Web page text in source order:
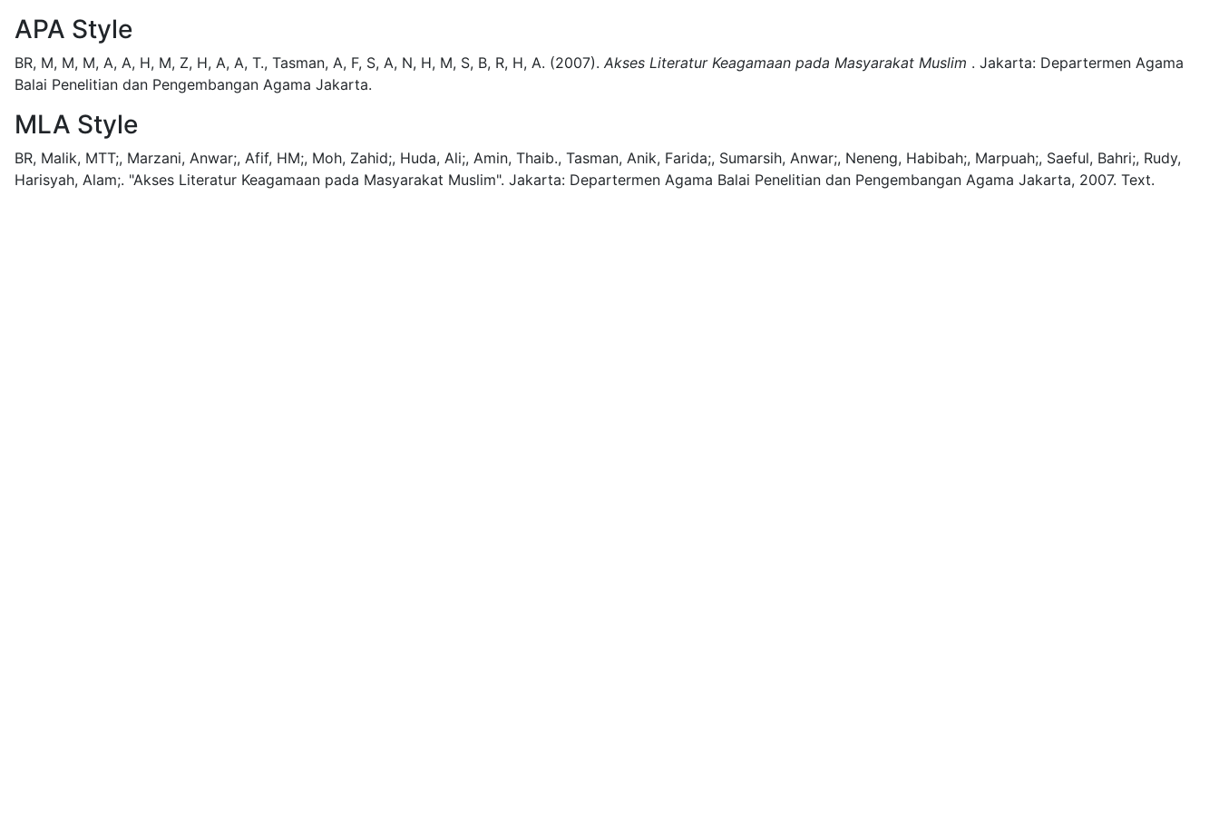
APA Style
BR, M, M, M, A, A, H, M, Z, H, A, A, T., Tasman, A, F, S, A, N, H, M, S, B, R, H, A. (2007). Akses Literatur Keagamaan pada Masyarakat Muslim . Jakarta: Departermen Agama
Balai Penelitian dan Pengembangan Agama Jakarta.
MLA Style
BR, Malik, MTT;, Marzani, Anwar;, Afif, HM;, Moh, Zahid;, Huda, Ali;, Amin, Thaib., Tasman, Anik, Farida;, Sumarsih, Anwar;, Neneng, Habibah;, Marpuah;, Saeful, Bahri;, Rudy,
Harisyah, Alam;. "Akses Literatur Keagamaan pada Masyarakat Muslim". Jakarta: Departermen Agama Balai Penelitian dan Pengembangan Agama Jakarta, 2007. Text.